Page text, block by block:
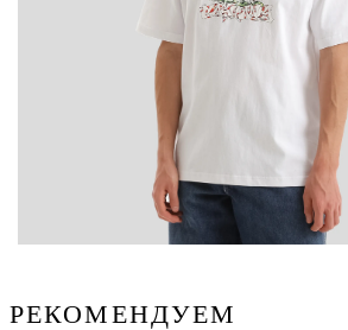
РЕКОМЕНДУЕМ